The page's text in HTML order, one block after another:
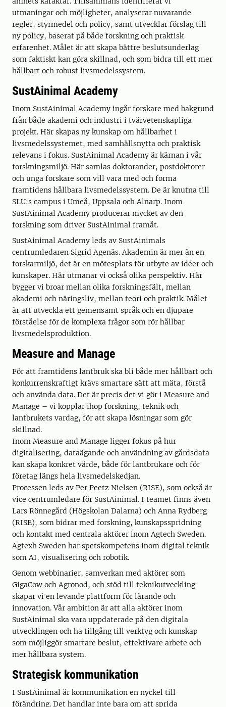
utmaningar och möjligheter, analyserar nuvarande
regler, styrmedel och policy, samt utvecklar förslag till
ny policy, baserat på både forskning och praktisk
erfarenhet. Målet är att skapa bättre beslutsunderlag
som faktiskt kan göra skillnad, och som bidra till ett mer
hållbart och robust livsmedelssystem.
SustAinimal Academy
Inom SustAinimal Academy ingår forskare med bakgrund
från både akademi och industri i tvärvetenskapliga
projekt. Här skapas ny kunskap om hållbarhet i
livsmedelssystemet, med samhällsnytta och praktisk
relevans i fokus. SustAinimal Academy är kärnan i vår
forskningsmiljö. Här samlas doktorander, postdoktorer
och unga forskare som vill vara med och forma
framtidens hållbara livsmedelssystem. De är knutna till
SLU:s campus i Umeå, Uppsala och Alnarp. Inom
SustAinimal Academy producerar mycket av den
forskning som driver SustAinimal framåt.
SustAinimal Academy leds av SustAinimals
centrumledaren Sigrid Agenäs. Akademin är mer än en
forskarmiljö, det är en mötesplats för utbyte av idéer och
kunskaper. Här utmanar vi också olika perspektiv. Här
bygger vi broar mellan olika forskningsfält, mellan
akademi och näringsliv, mellan teori och praktik. Målet
är att utveckla ett gemensamt språk och en djupare
förståelse för de komplexa frågor som rör hållbar
livsmedelsproduktion.
Measure and Manage
För att framtidens lantbruk ska bli både mer hållbart och
konkurrenskraftigt krävs smartare sätt att mäta, förstå
och använda data. Det är precis det vi gör i Measure and
Manage – vi kopplar ihop forskning, teknik och
lantbrukets vardag, för att skapa lösningar som gör
skillnad.
Inom Measure and Manage ligger fokus på hur
digitalisering, dataägande och användning av gårdsdata
kan skapa konkret värde, både för lantbrukare och för
företag längs hela livsmedelskedjan.
Processen leds av Per Peetz Nielsen (RISE), som också är
vice centrumledare för SustAinimal. I teamet finns även
Lars Rönnegård (Högskolan Dalarna) och Anna Rydberg
(RISE), som bidrar med forskning, kunskapsspridning
och kontakt med centrala aktörer inom Agtech Sweden.
Agtexh Sweden har spetskompetens inom digital teknik
som AI, visualisering och robotik.
Genom webbinarier, samverkan med aktörer som
GigaCow och Agronod, och stöd till teknikutveckling
skapar vi en levande plattform för lärande och
innovation. Vår ambition är att alla aktörer inom
SustAinimal ska vara uppdaterade på den digitala
utvecklingen och ha tillgång till verktyg och kunskap
som möjliggör smartare beslut, effektivare arbete och
mer hållbara system.
Strategisk kommunikation
I SustAinimal är kommunikation en nyckel till
förändring. Det handlar inte bara om att sprida